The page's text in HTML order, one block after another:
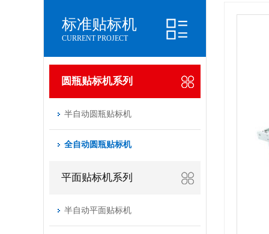
标准贴标机
CURRENT PROJECT
圆瓶贴标机系列
半自动圆瓶贴标机
全自动圆瓶贴标机
平面贴标机系列
半自动平面贴标机